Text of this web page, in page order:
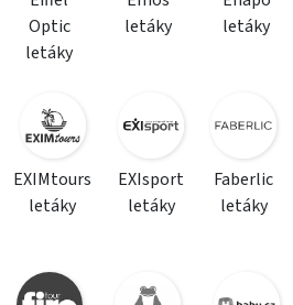
Optic
letáky
letáky
letáky
EXIMtours
letáky
EXIsport
letáky
Faberlic
letáky